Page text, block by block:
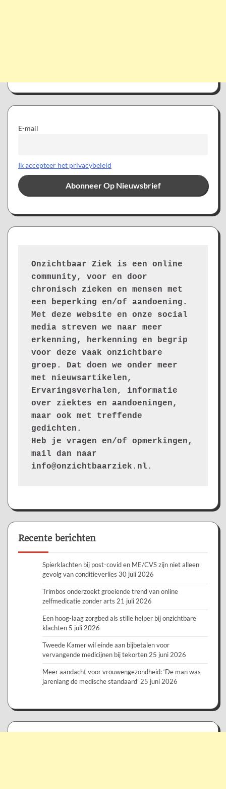
E-mail
Ik accepteer het privacybeleid
Onzichtbaar Ziek is een online
community, voor en door
chronisch zieken en mensen met
een beperking en/of aandoening.
Met deze website en onze social
media streven we naar meer
erkenning, herkenning en begrip
voor deze vaak onzichtbare
groep. Dat doen we onder meer
met nieuwsartikelen,
Ervaringsverhalen, informatie
over ziektes en aandoeningen,
maar ook met treffende
gedichten.
Heb je vragen en/of opmerkingen,
mail dan naar
info@onzichtbaarziek.nl.
Recente berichten
Spierklachten bij post-covid en ME/CVS zijn niet alleen
gevolg van conditieverlies 30 juli 2026
Trimbos onderzoekt groeiende trend van online
zelfmedicatie zonder arts 21 juli 2026
Een hoog-laag zorgbed als stille helper bij onzichtbare
klachten 5 juli 2026
Tweede Kamer wil einde aan bijbetalen voor
vervangende medicijnen bij tekorten 25 juni 2026
Meer aandacht voor vrouwengezondheid: ‘De man was
jarenlang de medische standaard’ 25 juni 2026